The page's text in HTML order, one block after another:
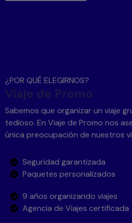
¿POR QUÉ ELEGIRNOS?
Sabemos que organizar un viaje
tedioso. En Viaje de Promo nos
única preocupación de nuestros
Seguridad garantizada
Paquetes personalizados
9 años organizando viajes
Agencia de Viajes certificada